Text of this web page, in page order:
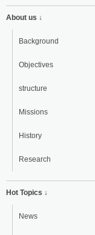
About us ↓
Background
Objectives
structure
Missions
History
Research
Hot Topics ↓
News